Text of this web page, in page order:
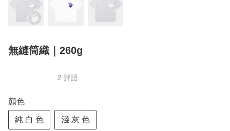
無縫筒織｜260g
2 評語
顏色
純 白 色 淺 灰 色